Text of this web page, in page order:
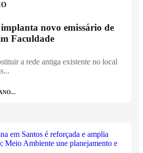
novo emissário de
Faculdade
a rede antiga existente no local